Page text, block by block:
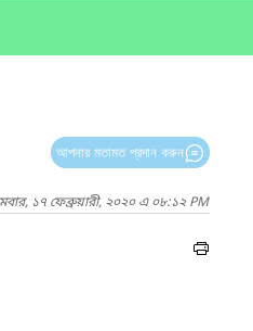
আপনার মতামত প্রদান করুন
১৭ ফেব্রুয়ারী, ২০২০ এ ০৮:১২ PM